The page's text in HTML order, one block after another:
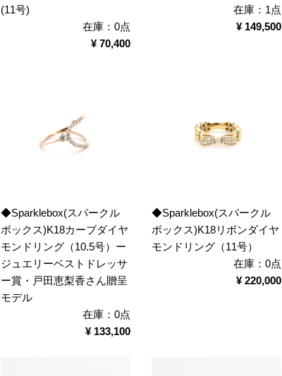
(11号)
在庫：0点
¥ 70,400
在庫：1点
¥ 149,500
◆Sparklebox(スパークル
ボックス)K18カーブダイヤ
モンドリング（10.5号）ー
ジュエリーベストドレッサ
ー賞・戸田恵梨香さん贈呈
モデル
在庫：0点
¥ 133,100
◆Sparklebox(スパークル
ボックス)K18リボンダイヤ
モンドリング（11号）
在庫：0点
¥ 220,000